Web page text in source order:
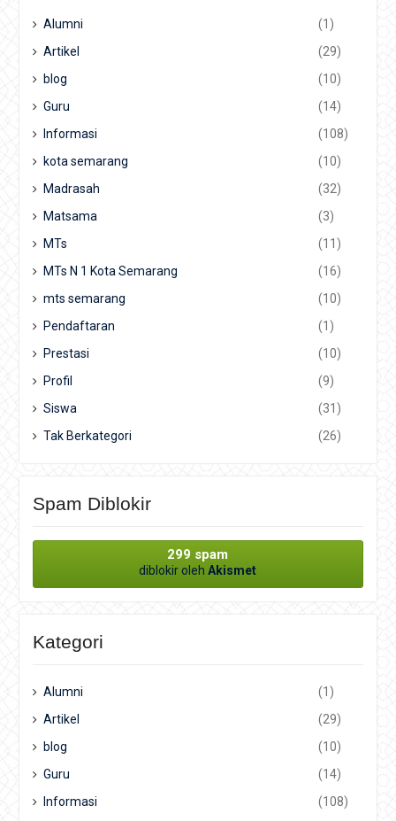
Alumni
(1)
Artikel
(29)
blog
(10)
Guru
(14)
Informasi
(108)
kota semarang
(10)
Madrasah
(32)
Matsama
(3)
MTs
(11)
MTs N 1 Kota Semarang
(16)
mts semarang
(10)
Pendaftaran
(1)
Prestasi
(10)
Profil
(9)
Siswa
(31)
Tak Berkategori
(26)
Spam Diblokir
299 spam
diblokir olehAkismet
Kategori
Alumni
(1)
Artikel
(29)
blog
(10)
Guru
(14)
Informasi
(108)